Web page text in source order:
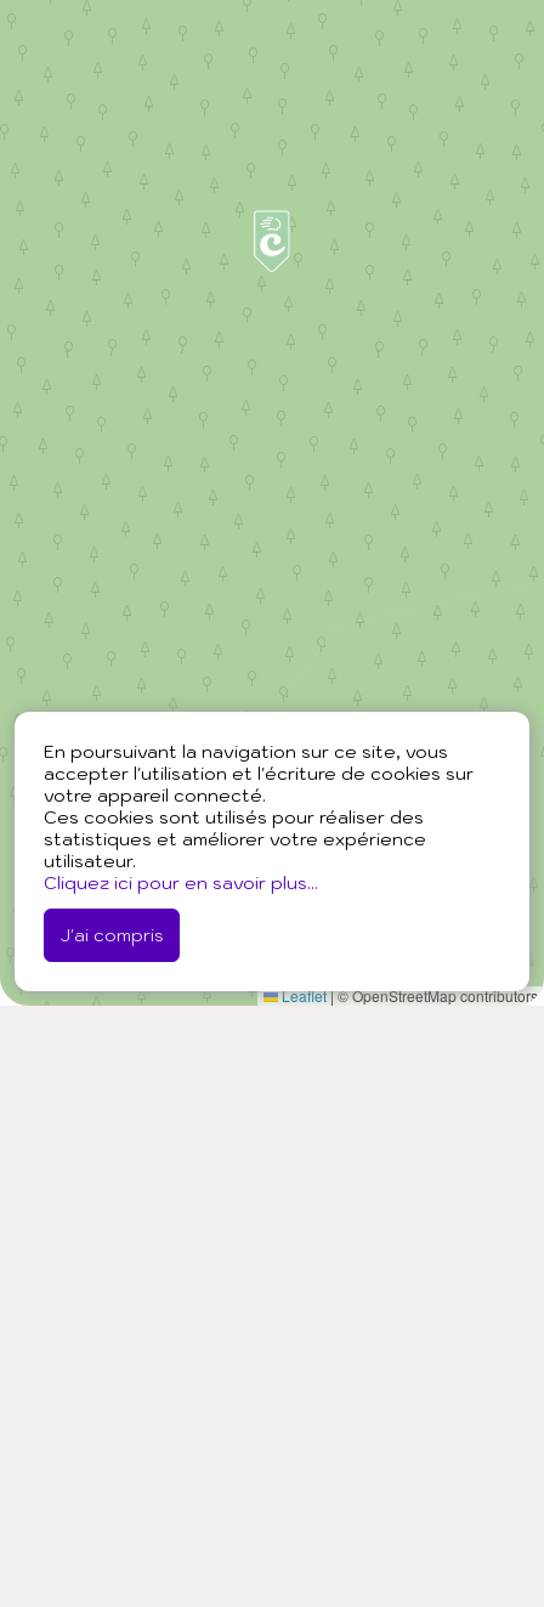
En poursuivant la navigation sur ce site, vous
accepter l'utilisation et l'écriture de cookies sur
votre appareil connecté.
Ces cookies sont utilisés pour réaliser des
statistiques et améliorer votre expérience
utilisateur.
Cliquez ici pour en savoir plus...
J'ai compris
Leaflet|© OpenStreetMap contributors